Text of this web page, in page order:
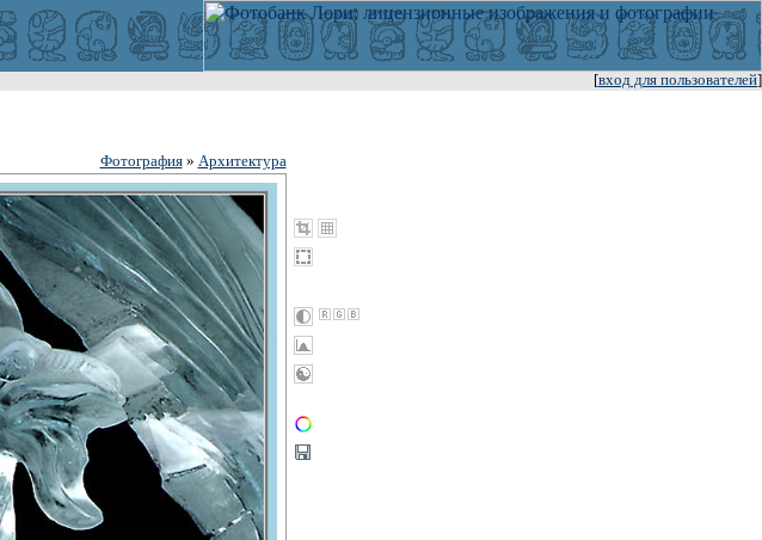
[вход для пользователей]
Фотография» Архитектура